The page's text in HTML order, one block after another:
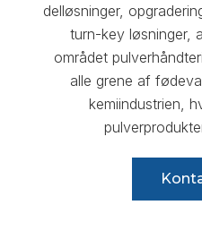
delløsninger,
turn-key løsninger,
området
alle grene af
kemiindustrien,